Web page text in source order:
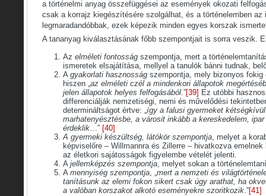
a történelmi anyag összefüggései az események okozati
csak a korrajz kiegészítésére szolgálhat, és a történelemben az
legmaradandóbbak, ezek képezik minden egyes korszak
A tananyag kiválasztásának főbb szempontjait is sorra veszik.
Az elméleti fontosság szempontja, mert a
ismeretek elsajátítása, mellyel a tanulók bánni tudnak,
A gyakorlati hasznosság szempontja, mely bizonyos
hiszen „az elméleti czél a mindenkori állapotok
jelen állapotok helyes felfogásából.”[39] Ez utóbbi
differenciálják nemzetiségi, nemi és művelődési
determináltságot értve: „így a falusi gyermeket
marhatenyésztésbe, a városit inkább a kereskedelem,
érdeklik…” [40]
A gyermeki készültség, látókör szempontja, melyet a
képviselőre – Willmannra és Zillerre – hivatkozva
az életkori sajátosságok figyelembe vételét jelenti.
A jellemképzés szempontja, melyet sokan a
A mennyiség szempontja, „mert a nemzeti és
tanításunk az elemi fokon sikert csak úgy arathat, ha
a valóban korszakot alkotó eseményekre szoritkozik.”[41]